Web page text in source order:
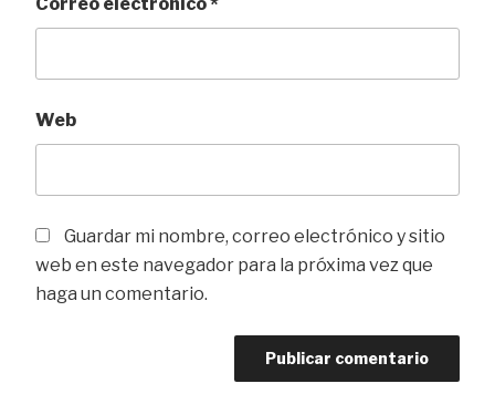
Web
Guardar mi nombre, correo electrónico y sitio
web en este navegador para la próxima vez que
haga un comentario.